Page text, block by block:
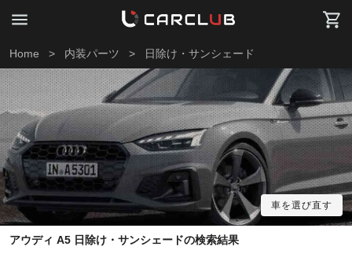
Home > 内装パーツ > 日除け・サンシェード
車を選び直す
アウディ A5 日除け・サンシェードの検索結果